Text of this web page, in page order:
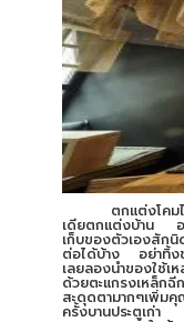
ตกแต่งโคมไฟสุ
เดียตกแต่งบ้าน อยู่
เก็บของตัวเองสักนิ
ต่อได้บ้าง อย่าทิ้งข
เลยลองนำของใช้เ
ด้วยตะแกรงเหล็กฉี
สะดุดตามากๆเพิ่มคุ
ครั้งบานประตูเก่า